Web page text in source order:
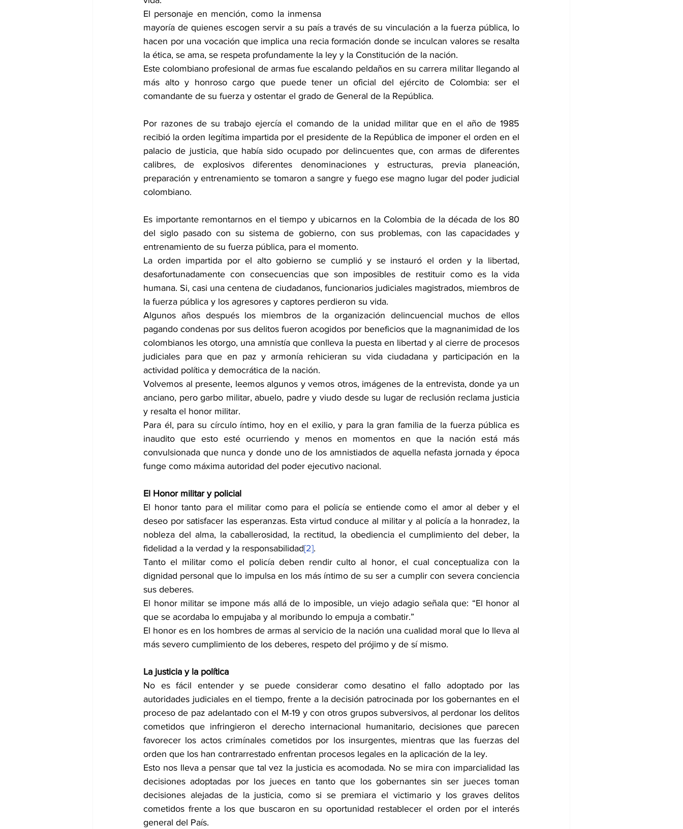
El personaje en mención, como la inmensa
mayoría de quienes escogen servir a su país a través de su vinculación a la fuerza pública, lo
hacen por una vocación que implica una recia formación donde se inculcan valores se resalta
la ética, se ama, se respeta profundamente la ley y la Constitución de la nación.
Este colombiano profesional de armas fue escalando peldaños en su carrera militar llegando al
más alto y honroso cargo que puede tener un oficial del ejército de Colombia: ser el
comandante de su fuerza y ostentar el grado de General de la República.
Por razones de su trabajo ejercía el comando de la unidad militar que en el año de 1985
recibió la orden legítima impartida por el presidente de la República de imponer el orden en el
palacio de justicia, que había sido ocupado por delincuentes que, con armas de diferentes
calibres, de explosivos diferentes denominaciones y estructuras, previa planeación,
preparación y entrenamiento se tomaron a sangre y fuego ese magno lugar del poder judicial
colombiano.
Es importante remontarnos en el tiempo y ubicarnos en la Colombia de la década de los 80
del siglo pasado con su sistema de gobierno, con sus problemas, con las capacidades y
entrenamiento de su fuerza pública, para el momento.
La orden impartida por el alto gobierno se cumplió y se instauró el orden y la libertad,
desafortunadamente con consecuencias que son imposibles de restituir como es la vida
humana. Si, casi una centena de ciudadanos, funcionarios judiciales magistrados, miembros de
la fuerza pública y los agresores y captores perdieron su vida.
Algunos años después los miembros de la organización delincuencial muchos de ellos
pagando condenas por sus delitos fueron acogidos por beneficios que la magnanimidad de los
colombianos les otorgo, una amnistía que conlleva la puesta en libertad y al cierre de procesos
judiciales para que en paz y armonía rehicieran su vida ciudadana y participación en la
actividad política y democrática de la nación.
Volvemos al presente, leemos algunos y vemos otros, imágenes de la entrevista, donde ya un
anciano, pero garbo militar, abuelo, padre y viudo desde su lugar de reclusión reclama justicia
y resalta el honor militar.
Para él, para su círculo íntimo, hoy en el exilio, y para la gran familia de la fuerza pública es
inaudito que esto esté ocurriendo y menos en momentos en que la nación está más
convulsionada que nunca y donde uno de los amnistiados de aquella nefasta jornada y época
funge como máxima autoridad del poder ejecutivo nacional.
El Honor militar y policial
El honor tanto para el militar como para el policía se entiende como el amor al deber y el
deseo por satisfacer las esperanzas. Esta virtud conduce al militar y al policía a la honradez, la
nobleza del alma, la caballerosidad, la rectitud, la obediencia el cumplimiento del deber, la
fidelidad a la verdad y la responsabilidad[2].
Tanto el militar como el policía deben rendir culto al honor, el cual conceptualiza con la
dignidad personal que lo impulsa en los más íntimo de su ser a cumplir con severa conciencia
sus deberes.
El honor militar se impone más allá de lo imposible, un viejo adagio señala que: “El honor al
que se acordaba lo empujaba y al moribundo lo empuja a combatir.”
El honor es en los hombres de armas al servicio de la nación una cualidad moral que lo lleva al
más severo cumplimiento de los deberes, respeto del prójimo y de sí mismo.
La justicia y la política
No es fácil entender y se puede considerar como desatino el fallo adoptado por las
autoridades judiciales en el tiempo, frente a la decisión patrocinada por los gobernantes en el
proceso de paz adelantado con el M-19 y con otros grupos subversivos, al perdonar los delitos
cometidos que infringieron el derecho internacional humanitario, decisiones que parecen
favorecer los actos crimínales cometidos por los insurgentes, mientras que las fuerzas del
orden que los han contrarrestado enfrentan procesos legales en la aplicación de la ley.
Esto nos lleva a pensar que tal vez la justicia es acomodada. No se mira con imparcialidad las
decisiones adoptadas por los jueces en tanto que los gobernantes sin ser jueces toman
decisiones alejadas de la justicia, como si se premiara el victimario y los graves delitos
cometidos frente a los que buscaron en su oportunidad restablecer el orden por el interés
general del País.